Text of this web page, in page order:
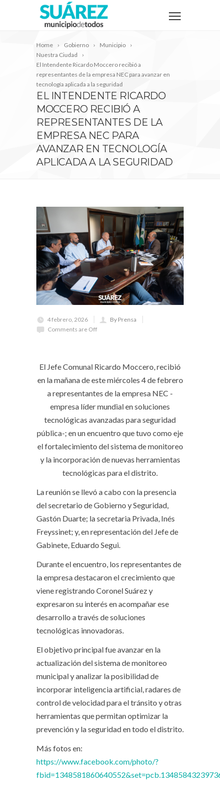
Home Gobierno
Municipio
Nuestra Ciudad
El Intendente Ricardo Moccero recibió a
representantes de la empresa NEC para avanzar en
tecnología aplicada a la seguridad
EL INTENDENTE RICARDO
MOCCERO RECIBIÓ A
REPRESENTANTES DE LA
EMPRESA NEC PARA
AVANZAR EN TECNOLOGÍA
APLICADA A LA SEGURIDAD
4 febrero, 2026
By Prensa
Comments are Off
El Jefe Comunal Ricardo Moccero, recibió
en la mañana de este miércoles 4 de febrero
a representantes de la empresa NEC -
empresa líder mundial en soluciones
tecnológicas avanzadas para seguridad
pública-; en un encuentro que tuvo como eje
el fortalecimiento del sistema de monitoreo
y la incorporación de nuevas herramientas
tecnológicas para el distrito.
La reunión se llevó a cabo con la presencia
del secretario de Gobierno y Seguridad,
Gastón Duarte; la secretaria Privada, Inés
Freyssinet; y, en representación del Jefe de
Gabinete, Eduardo Segui.
Durante el encuentro, los representantes de
la empresa destacaron el crecimiento que
viene registrando Coronel Suárez y
expresaron su interés en acompañar ese
desarrollo a través de soluciones
tecnológicas innovadoras.
El objetivo principal fue avanzar en la
actualización del sistema de monitoreo
municipal y analizar la posibilidad de
incorporar inteligencia artificial, radares de
control de velocidad para el tránsito y otras
herramientas que permitan optimizar la
prevención y la seguridad en todo el distrito.
Más fotos en:
https://www.facebook.com/photo/?